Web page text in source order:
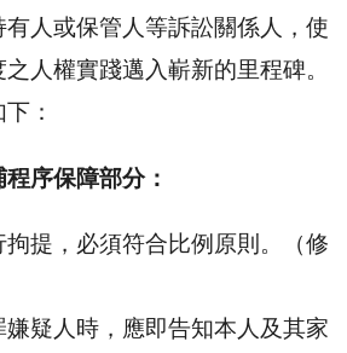
人或保管人等訴訟關係人，使
人權實踐邁入嶄新的里程碑。
：
序保障部分：
提，必須符合比例原則。（修
疑人時，應即告知本人及其家